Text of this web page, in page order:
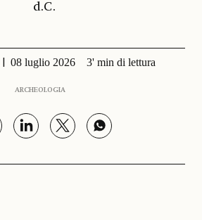
d.C.
08 luglio 2026 3' min di lettura
ARCHEOLOGIA